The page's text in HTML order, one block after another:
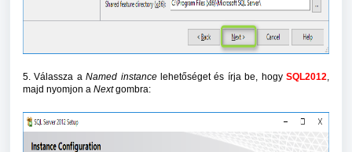
5. Válassza aNamed instancelehetőséget és írja be, hogy SQL2012,
majd nyomjon a Nextgombra: